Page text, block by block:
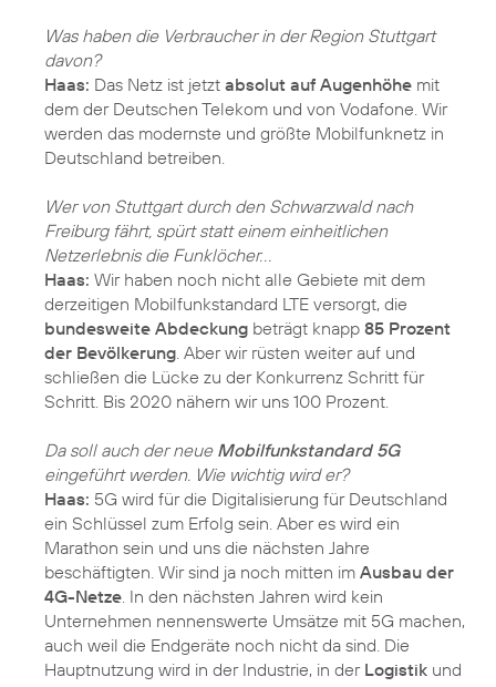
Was haben die Verbraucher in der Region Stuttgart
davon?
Haas: Das Netz ist jetzt absolut auf Augenhöhe mit
dem der Deutschen Telekom und von Vodafone. Wir
werden das modernste und größte Mobilfunknetz in
Deutschland betreiben.
Wer von Stuttgart durch den Schwarzwald nach
Freiburg fährt, spürt statt einem einheitlichen
Netzerlebnis die Funklöcher. . .
Haas: Wir haben noch nicht alle Gebiete mit dem
derzeitigen Mobilfunkstandard LTE versorgt, die
bundesweite Abdeckung beträgt knapp 85 Prozent
der Bevölkerung. Aber wir rüsten weiter auf und
schließen die Lücke zu der Konkurrenz Schritt für
Schritt. Bis 2020 nähern wir uns 100 Prozent.
Da soll auch der neue Mobilfunkstandard 5G
eingeführt werden. Wie wichtig wird er?
Haas: 5G wird für die Digitalisierung für Deutschland
ein Schlüssel zum Erfolg sein. Aber es wird ein
Marathon sein und uns die nächsten Jahre
beschäftigten. Wir sind ja noch mitten im Ausbau der
4G-Netze. In den nächsten Jahren wird kein
Unternehmen nennenswerte Umsätze mit 5G machen,
auch weil die Endgeräte noch nicht da sind. Die
Hauptnutzung wird in der Industrie, in der Logistik und